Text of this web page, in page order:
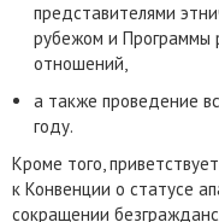
представителями
рубежом и Программы
отношений,
а также проведение
году.
Кроме того,
к Конвенции о статусе
сокращении